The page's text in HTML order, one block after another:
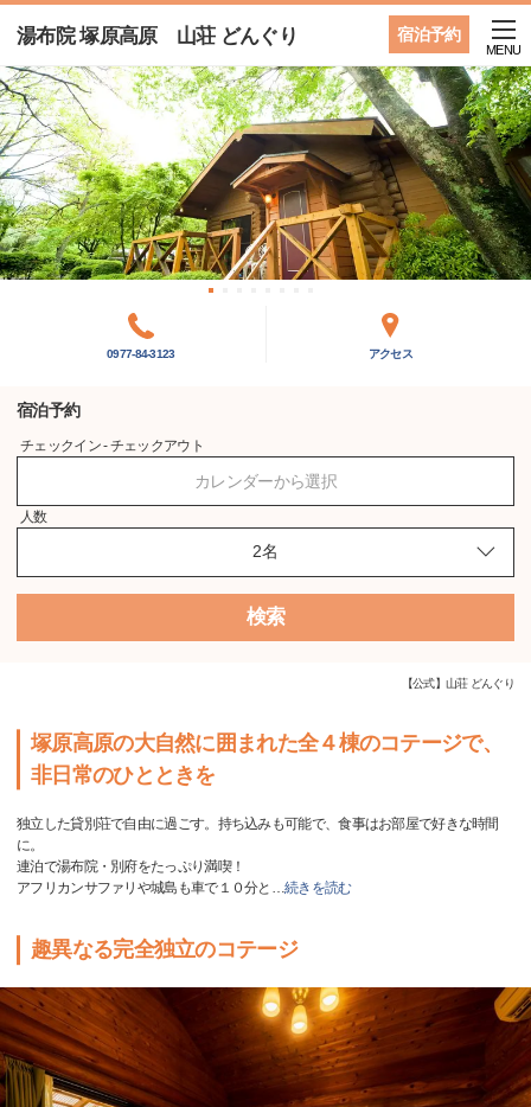
宿泊予約
湯布院 塚原高原 山荘 どんぐり
MENU
0977-84-3123 アクセス
宿泊予約
チェックイン - チェックアウト
カレンダーから選択
人数
検索
【公式】山荘 どんぐり
塚原高原の大自然に囲まれた全４棟のコテージで、
非日常のひとときを
独立した貸別荘で自由に過ごす。持ち込みも可能で、食事はお部屋で好きな時間
に。
連泊で湯布院・別府をたっぷり満喫！
アフリカンサファリや城島も車で１０分と …続きを読む
趣異なる完全独立のコテージ